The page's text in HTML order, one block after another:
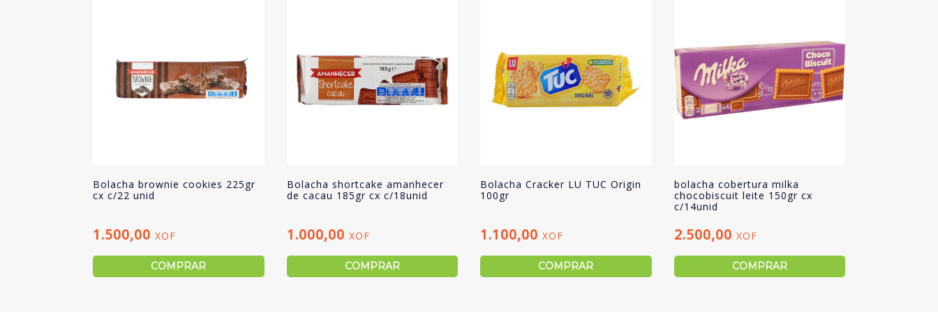
Bolacha brownie cookies 225gr
cx c/22 unid
1.500,00 XOF
COMPRAR
Bolacha shortcake amanhecer
de cacau 185gr cx c/18unid
1.000,00 XOF
COMPRAR
Bolacha Cracker LU TUC Origin
100gr
1.100,00 XOF
COMPRAR
bolacha cobertura milka
chocobiscuit leite 150gr cx
c/14unid
2.500,00 XOF
COMPRAR